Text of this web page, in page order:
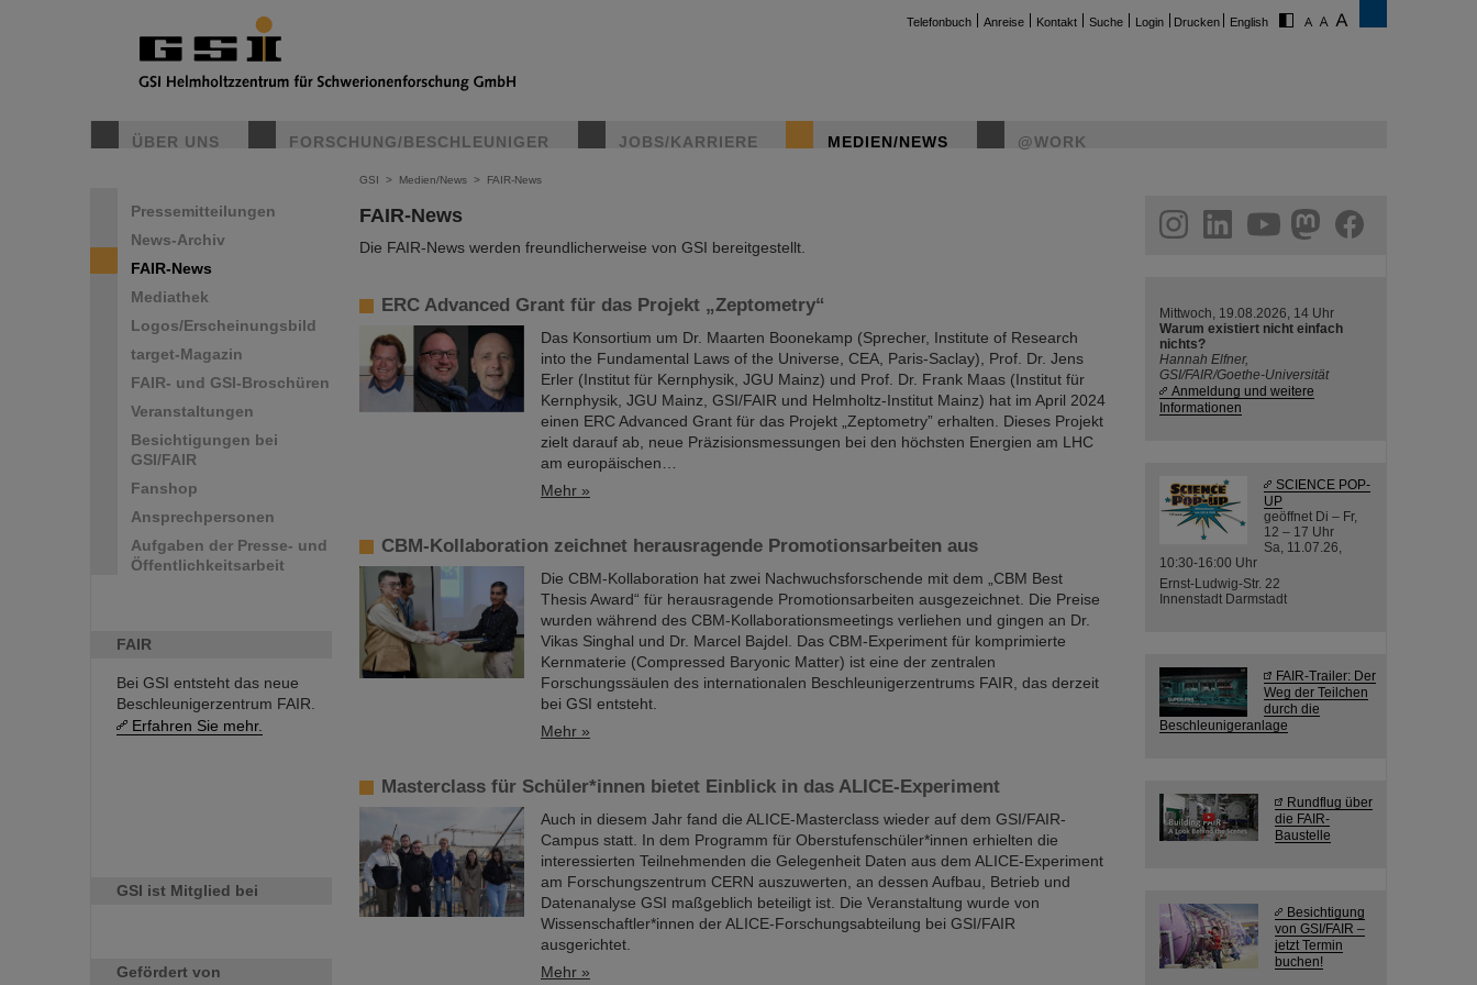
Telefonbuch Anreise Kontakt Suche Login Drucken English
ÜBER UNS FORSCHUNG/BESCHLEUNIGER JOBS/KARRIERE MEDIEN/NEWS @WORK
Pressemitteilungen
News-Archiv
FAIR-News
Mediathek
Logos/Erscheinungsbild
target-Magazin
FAIR- und GSI-Broschüren
Veranstaltungen
Besichtigungen bei
GSI/FAIR
Fanshop
Ansprechpersonen
Aufgaben der Presse- und
Öffentlichkeitsarbeit
FAIR
Bei GSI entsteht das neue
Beschleunigerzentrum FAIR.
Erfahren Sie mehr.
GSI ist Mitglied bei
Gefördert von
GSI > Medien/News > FAIR-News
FAIR-News
Die FAIR-News werden freundlicherweise von GSI bereitgestellt.
ERC Advanced Grant für das Projekt „Zeptometry“
Das Konsortium um Dr. Maarten Boonekamp (Sprecher, Institute of Research
into the Fundamental Laws of the Universe, CEA, Paris-Saclay), Prof. Dr. Jens
Erler (Institut für Kernphysik, JGU Mainz) und Prof. Dr. Frank Maas (Institut für
Kernphysik, JGU Mainz, GSI/FAIR und Helmholtz-Institut Mainz) hat im April 2024
einen ERC Advanced Grant für das Projekt „Zeptometry” erhalten. Dieses Projekt
zielt darauf ab, neue Präzisionsmessungen bei den höchsten Energien am LHC
am europäischen…
Mehr »
CBM-Kollaboration zeichnet herausragende Promotionsarbeiten aus
Die CBM-Kollaboration hat zwei Nachwuchsforschende mit dem „CBM Best
Thesis Award“ für herausragende Promotionsarbeiten ausgezeichnet. Die Preise
wurden während des CBM-Kollaborationsmeetings verliehen und gingen an Dr.
Vikas Singhal und Dr. Marcel Bajdel. Das CBM-Experiment für komprimierte
Kernmaterie (Compressed Baryonic Matter) ist eine der zentralen
Forschungssäulen des internationalen Beschleunigerzentrums FAIR, das derzeit
bei GSI entsteht.
Mehr »
Masterclass für Schüler*innen bietet Einblick in das ALICE-Experiment
Auch in diesem Jahr fand die ALICE-Masterclass wieder auf dem GSI/FAIR-
Campus statt. In dem Programm für Oberstufenschüler*innen erhielten die
interessierten Teilnehmenden die Gelegenheit Daten aus dem ALICE-Experiment
am Forschungszentrum CERN auszuwerten, an dessen Aufbau, Betrieb und
Datenanalyse GSI maßgeblich beteiligt ist. Die Veranstaltung wurde von
Wissenschaftler*innen der ALICE-Forschungsabteilung bei GSI/FAIR
ausgerichtet.
Mehr »
helmholtz.social
facebook
Mittwoch, 19.08.2026, 14 Uhr
Warum existiert nicht einfach
nichts?
Hannah Elfner,
GSI/FAIR/Goethe-Universität
Anmeldung und weitere
Informationen
SCIENCE POP-
UP
geöffnet Di – Fr,
12 – 17 Uhr
Sa, 11.07.26,
10:30-16:00 Uhr
Ernst-Ludwig-Str. 22
Innenstadt Darmstadt
FAIR-Trailer: Der
Weg der Teilchen
durch die
Beschleunigeranlage
Rundflug über
die FAIR-
Baustelle
Besichtigung
von GSI/FAIR –
jetzt Termin
buchen!